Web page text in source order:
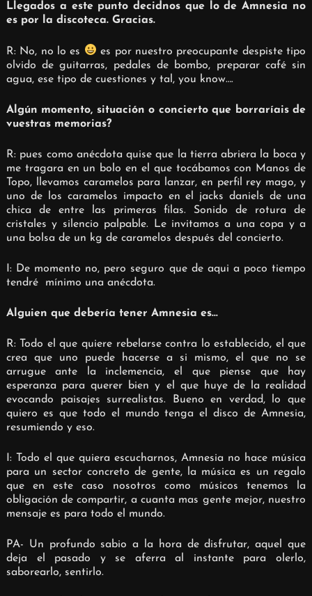
Llegados a este punto decidnos que lo de Amnesia no
es por la discoteca. Gracias.
R: No, no lo es
es por nuestro preocupante despiste tipo
olvido de guitarras, pedales de bombo, preparar café sin
agua, ese tipo de cuestiones y tal, you know….
Algún momento, situación o concierto que borraríais de
vuestras memorias?
R: pues como anécdota quise que la tierra abriera la boca y
me tragara en un bolo en el que tocábamos con Manos de
Topo, llevamos caramelos para lanzar, en perfil rey mago, y
uno de los caramelos impacto en el jacks daniels de una
chica de entre las primeras filas. Sonido de rotura de
cristales y silencio palpable. Le invitamos a una copa y a
una bolsa de un kg de caramelos después del concierto.
I: De momento no, pero seguro que de aqui a poco tiempo
tendré
mínimo una anécdota.
Alguien que debería tener Amnesia es…
R: Todo el que quiere rebelarse contra lo establecido, el que
crea que uno puede hacerse a si mismo, el que no se
arrugue ante la inclemencia, el que piense que hay
esperanza para querer bien y el que huye de la realidad
evocando paisajes surrealistas.
Bueno en verdad, lo que
quiero es que todo el mundo tenga el disco de Amnesia,
resumiendo y eso.
I: Todo el que quiera escucharnos, Amnesia no hace música
para un sector concreto de gente, la música es un regalo
que en este caso nosotros como músicos tenemos la
obligación de compartir, a cuanta mas gente mejor, nuestro
mensaje es para todo el mundo.
PA- Un profundo sabio a la hora de disfrutar, aquel que
deja el pasado y se aferra al instante para olerlo,
saborearlo, sentirlo.